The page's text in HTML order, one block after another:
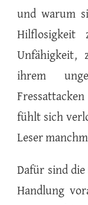
und warum
Unfähigkeit,
ihrem
fühlt sich
Leser
Dafür sind
Handlung